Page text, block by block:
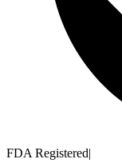
FDA Registered|